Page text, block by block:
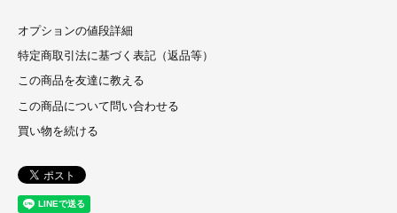
オプションの値段詳細
特定商取引法に基づく表記（返品等）
この商品を友達に教える
この商品について問い合わせる
買い物を続ける